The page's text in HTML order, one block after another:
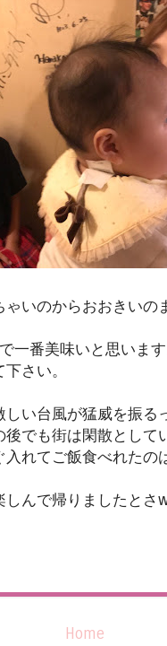
ゃいのからおおきい
一番美味いと思いま
さい。
い台風が猛威を振る
でも街は閑散として
れてご飯食べれたの
んで帰りましたとさ
Home